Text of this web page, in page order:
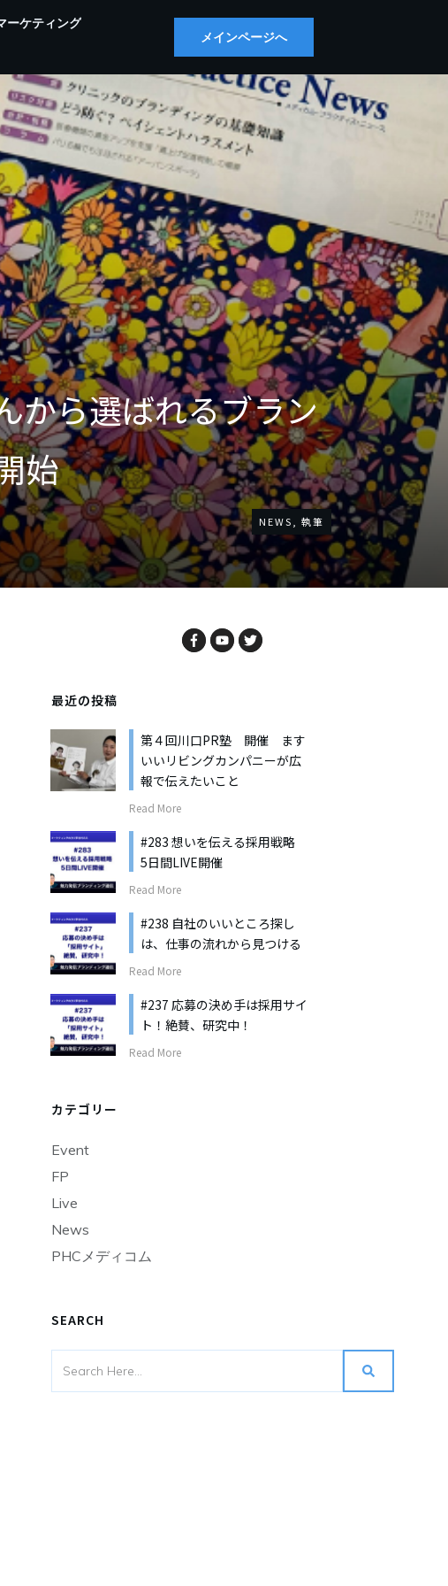
ーケティング
メインページへ
から選ばれるブラン
始
NEWS 執筆
最近の投稿
第４回川口PR塾 開催 ます
いいリビングカンパニーが広
報で伝えたいこと
Read More
#283 想いを伝える採用戦略
5日間LIVE開催
Read More
#238 自社のいいところ探し
は、仕事の流れから見つける
Read More
#237 応募の決め手は採用サイ
ト！絶賛、研究中！
Read More
カテゴリー
Event
FP
Live
News
PHCメディコム
SEARCH